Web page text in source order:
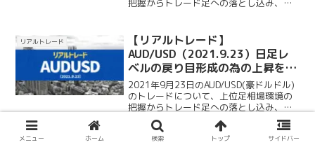
把握からトレード足への落とし込み、仕
リアルトレード
【リアルトレード】
AUD/USD（2021.9.23）日足レ
ベルの戻り目形成の為の上昇を獲
りにいったトレード
2021年9月23日のAUD/USD(豪ドルドル)
のトレードについて、上位足相場環境の
把握からトレード足への落とし込み、仕
掛け・決済までを簡単に見ていきたいと
思います。
メニュー ホーム 検索 トップ サイドバー